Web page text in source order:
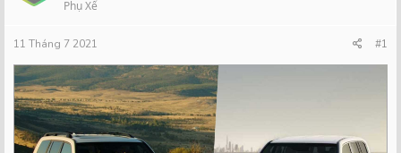
s
a
r
t
e
r
Phụ Xế
11 Tháng 7 2021 #1